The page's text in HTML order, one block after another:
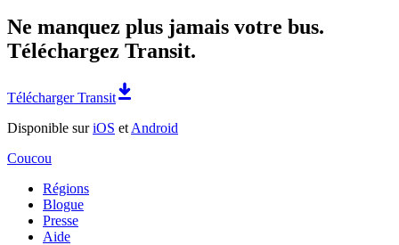
Ne manquez plus jamais votre bus.
Téléchargez Transit.
Télécharger Transit
Disponible suriOS et Android
Coucou
Régions
Blogue
Presse
Aide